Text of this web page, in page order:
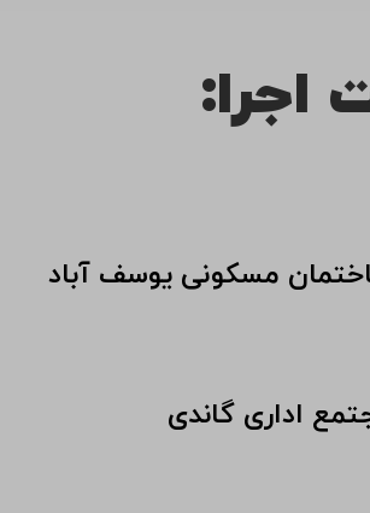
اجرا:
مسکونی یوسف آباد
اداری گاندی